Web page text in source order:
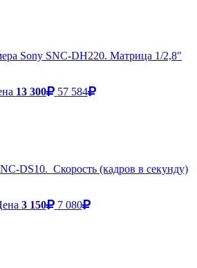
Sony SNC-DH220. Матрица 1/2,8"
13 300 57 584
DS10. Скорость (кадров в секунду)
3 150 7 080